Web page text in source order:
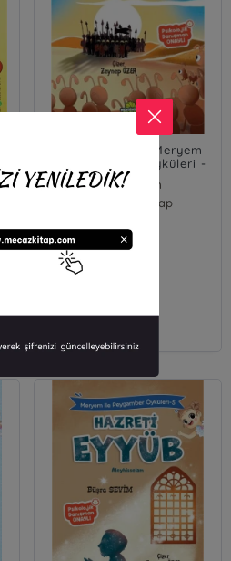
Hz. Süleyman - Meryem
İle Peygamber Öyküleri -
7
Büşra Sevim
Mevsimler Kitap